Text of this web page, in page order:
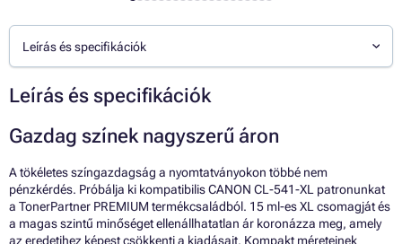
Leírás és specifikációk
Leírás és specifikációk
Gazdag színek nagyszerű áron
A tökéletes színgazdagság a nyomtatványokon többé nem
pénzkérdés. Próbálja ki kompatibilis CANON CL-541-XL patronunkat
a TonerPartner PREMIUM termékcsaládból. 15 ml-es XL csomagját és
a magas szintű minőséget ellenállhatatlan ár koronázza meg, amely
az eredetihez képest csökkenti a kiadásait. Kompakt méreteinek